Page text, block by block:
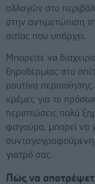
αλλαγών στο
στην αντιμετώπιση
αιτίας που υπάρχει.
Μπορείτε να
ξηροδερμίας στο
ρουτίνα
κρέμες για το
περιπτώσεις πολύ
φαγούρα, μπορεί να
συνταγογραφούμενη
γιατρό σας.
Πώς να